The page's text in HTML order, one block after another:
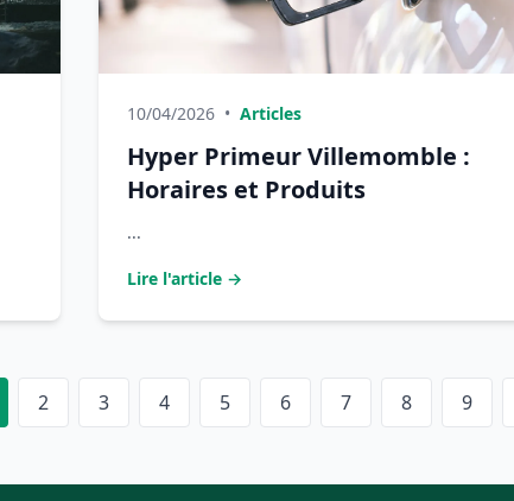
10/04/2026 • Articles
Hyper Primeur Villemomble :
Horaires et Produits
...
Lire l'article →
2 3 4 5 6 7 8 9